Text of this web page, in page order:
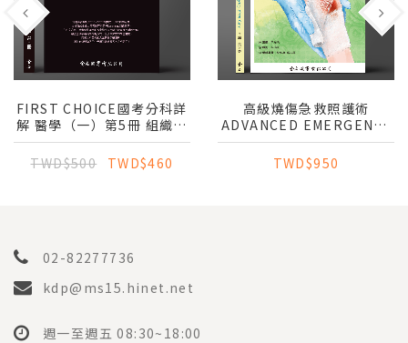
FIRST CHOICE國考分科詳
解 醫學（一）第5冊 組織與
胚胎學_2024
TWD$500
TWD$460
高級燒傷急救照護術
ADVANCED EMERGENCY
BURN CARE
TWD$950
02-82277736
kdp@ms15.hinet.net
週一至週五 08:30~18:00